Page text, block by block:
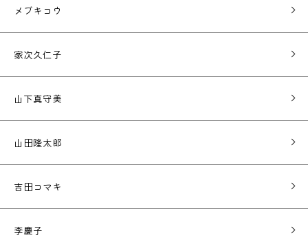
メブキコウ
家次久仁子
山下真守美
山田隆太郎
吉田コマキ
李慶子